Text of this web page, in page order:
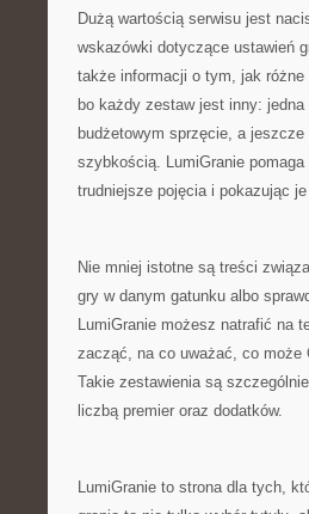
Dużą wartością serwisu jest
wskazówki dotyczące ustawień
także informacji o tym, jak różne
bo każdy zestaw jest inny:
budżetowym sprzęcie, a
szybkością. LumiGranie
trudniejsze pojęcia i pokazując
Nie mniej istotne są treści
gry w danym gatunku albo
LumiGranie możesz natrafić na
zacząć, na co uważać, co może
Takie zestawienia są
liczbą premier oraz dodatków.
LumiGranie to strona dla tych,